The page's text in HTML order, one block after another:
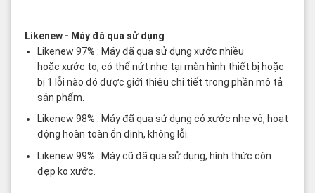
Likenew- Máy đã qua sử dụng
Likenew 97% : Máy đã qua sử dụng xước nhiều
hoặc xước to, có thể nứt nhẹ tại màn hình thiết bị hoặc
bị 1 lỗi nào đó được giới thiệu chi tiết trong phần mô tả
sản phẩm.
Likenew 98% : Máy đã qua sử dụng có xước nhẹ vỏ, hoạt
động hoàn toàn ổn định, không lỗi.
Likenew 99% : Máy cũ đã qua sử dụng, hình thức còn
đẹp ko xước.